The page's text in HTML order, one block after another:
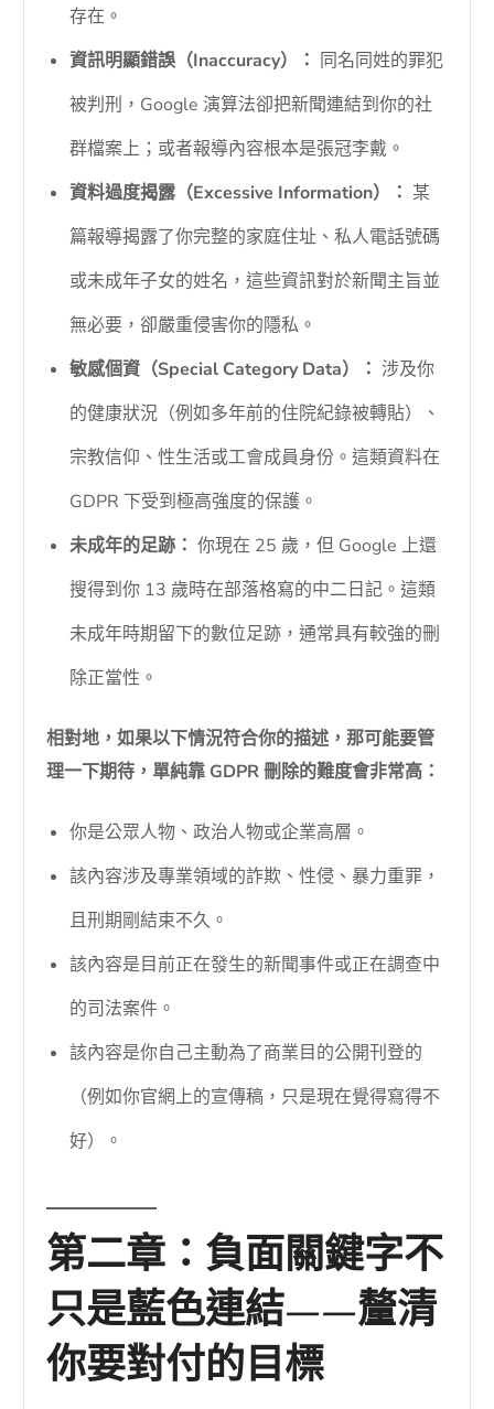
存在。
資訊明顯錯誤（Inaccuracy）： 同名同姓的罪犯
被判刑，Google 演算法卻把新聞連結到你的社
群檔案上；或者報導內容根本是張冠李戴。
資料過度揭露（Excessive Information）： 某
篇報導揭露了你完整的家庭住址、私人電話號碼
或未成年子女的姓名，這些資訊對於新聞主旨並
無必要，卻嚴重侵害你的隱私。
敏感個資（Special Category Data）： 涉及你
的健康狀況（例如多年前的住院紀錄被轉貼）、
宗教信仰、性生活或工會成員身份。這類資料在
GDPR 下受到極高強度的保護。
未成年的足跡： 你現在 25 歲，但 Google 上還
搜得到你 13 歲時在部落格寫的中二日記。這類
未成年時期留下的數位足跡，通常具有較強的刪
除正當性。
相對地，如果以下情況符合你的描述，那可能要管
理一下期待，單純靠 GDPR 刪除的難度會非常高：
你是公眾人物、政治人物或企業高層。
該內容涉及專業領域的詐欺、性侵、暴力重罪，
且刑期剛結束不久。
該內容是目前正在發生的新聞事件或正在調查中
的司法案件。
該內容是你自己主動為了商業目的公開刊登的
（例如你官網上的宣傳稿，只是現在覺得寫得不
好）。
第二章：負面關鍵字不
只是藍色連結——釐清
你要對付的目標